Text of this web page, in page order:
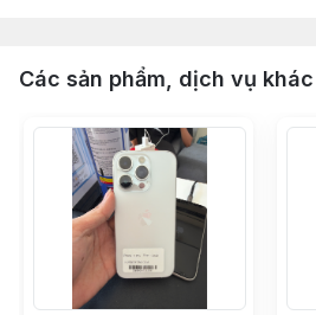
Các sản phẩm, dịch vụ khác